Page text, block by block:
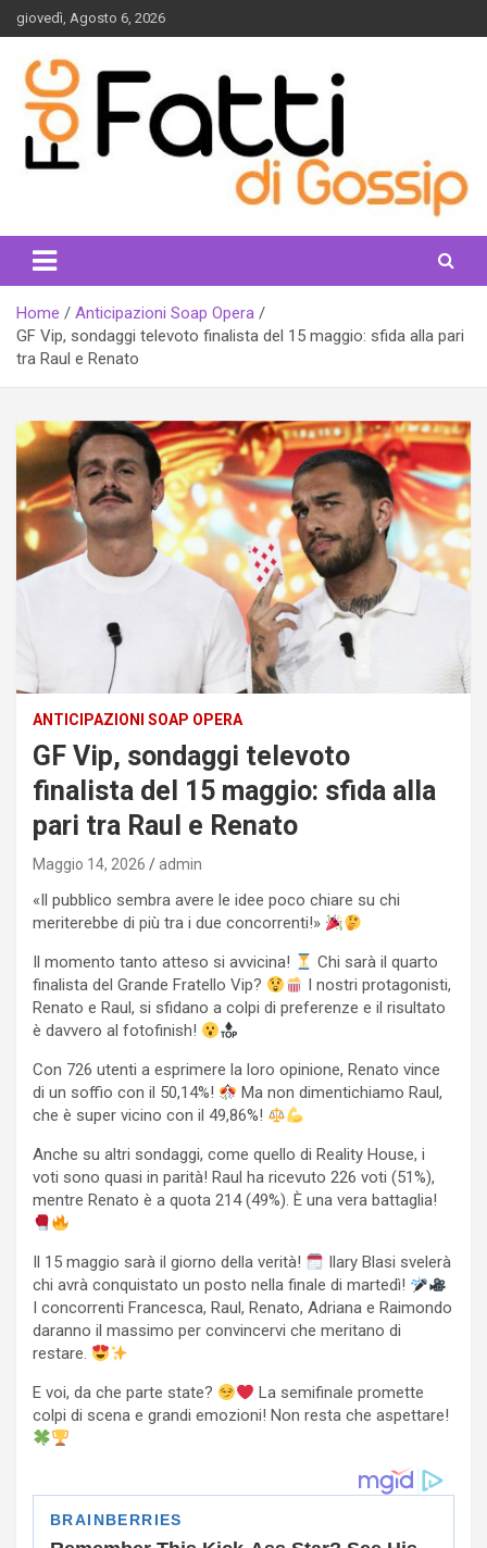
Skip
to
content
giovedì, Agosto 6, 2026
fattidigossip.com
Home
Anticipazioni Soap Opera
GF Vip, sondaggi televoto finalista del 15 maggio: sfida alla pari
tra Raul e Renato
ANTICIPAZIONI SOAP OPERA
GF Vip, sondaggi televoto
finalista del 15 maggio: sfida alla
pari tra Raul e Renato
Maggio 14, 2026 admin
«Il pubblico sembra avere le idee poco chiare su chi
meriterebbe di più tra i due concorrenti!»
Il momento tanto atteso si avvicina!
Chi sarà il quarto
finalista del Grande Fratello Vip?
I nostri protagonisti,
Renato e Raul, si sfidano a colpi di preferenze e il risultato
è davvero al fotofinish!
Con 726 utenti a esprimere la loro opinione, Renato vince
di un soffio con il 50,14%!
Ma non dimentichiamo Raul,
che è super vicino con il 49,86%!
Anche su altri sondaggi, come quello di Reality House, i
voti sono quasi in parità! Raul ha ricevuto 226 voti (51%),
mentre Renato è a quota 214 (49%). È una vera battaglia!
Il 15 maggio sarà il giorno della verità!
Ilary Blasi svelerà
chi avrà conquistato un posto nella finale di martedì!
I concorrenti Francesca, Raul, Renato, Adriana e Raimondo
daranno il massimo per convincervi che meritano di
restare.
E voi, da che parte state?
La semifinale promette
colpi di scena e grandi emozioni! Non resta che aspettare!